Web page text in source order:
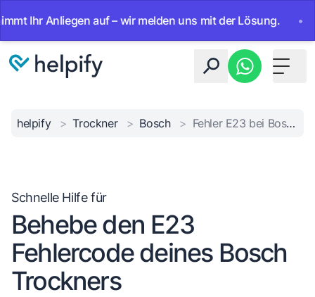
Anliegen auf – wir melden uns mit der Lösung. • Ab
Toggle
helpify > Trockner > Bosch > Fehler E23 bei Bosch Trockner
Schnelle Hilfe für
Behebe den E23
Fehlercode deines Bosch
Trockners